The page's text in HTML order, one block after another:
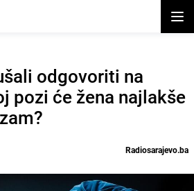
odgovoriti na
pozi će žena najlakše
Radiosarajevo.ba